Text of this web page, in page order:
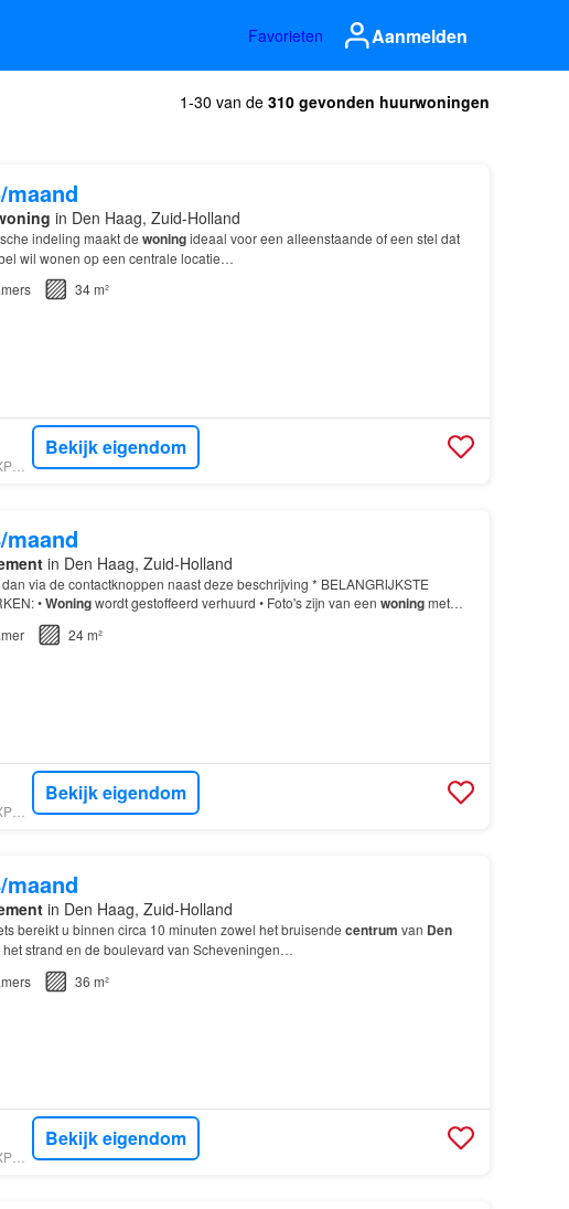
Favorieten Aanmelden
1-30 van de 310 gevonden huurwoningen
maand
in Den Haag, Zuid-Holland
indeling maakt de woningideaal voor een alleenstaande of een stel dat
wil wonen op een centrale locatie…
34 m²
HUUREXPERT
Bekijk eigendom
maand
in Den Haag, Zuid-Holland
via de contactknoppen naast deze beschrijving * BELANGRIJKSTE
•Woningwordt gestoffeerd verhuurd • Foto's zijn van een woningmet
Station Hollands Spoor én het
24 m²
HUUREXPERT
Bekijk eigendom
maand
in Den Haag, Zuid-Holland
bereikt u binnen circa 10 minuten zowel het bruisende centrum van Den
strand en de boulevard van Scheveningen…
36 m²
HUUREXPERT
Bekijk eigendom